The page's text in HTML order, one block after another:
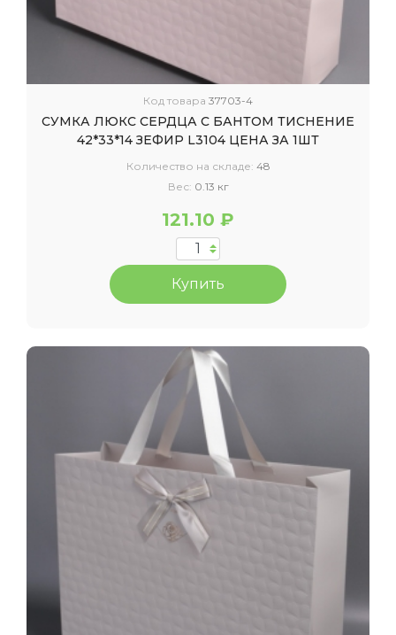
Код товара 37703-4
СУМКА ЛЮКС СЕРДЦА С БАНТОМ ТИСНЕНИЕ
42*33*14 ЗЕФИР L3104 ЦЕНА ЗА 1ШТ
Количество на складе: 48
Вес: 0.13 кг
121.10 ₽
Купить